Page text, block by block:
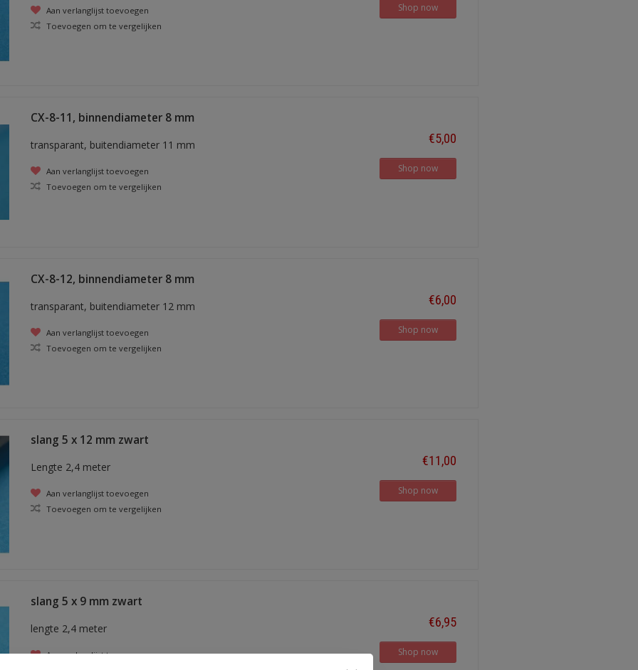
Aan verlanglijst toevoegen
Toevoegen om te vergelijken
Shop now
CX-8-11, binnendiameter 8 mm
transparant, buitendiameter 11 mm
Aan verlanglijst toevoegen
Toevoegen om te vergelijken
€5,00
Shop now
CX-8-12, binnendiameter 8 mm
transparant, buitendiameter 12 mm
Aan verlanglijst toevoegen
Toevoegen om te vergelijken
€6,00
Shop now
slang 5 x 12 mm zwart
Lengte 2,4 meter
Aan verlanglijst toevoegen
Toevoegen om te vergelijken
€11,00
Shop now
slang 5 x 9 mm zwart
lengte 2,4 meter
Aan verlanglijst toevoegen
€6,95
Shop now